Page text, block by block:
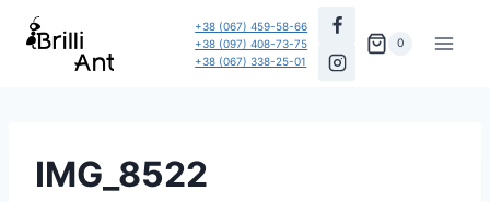
Перейти
+38 (067) 459-58-66
+38 (097) 408-73-75
+38 (067) 338-25-01
0
IMG_8522